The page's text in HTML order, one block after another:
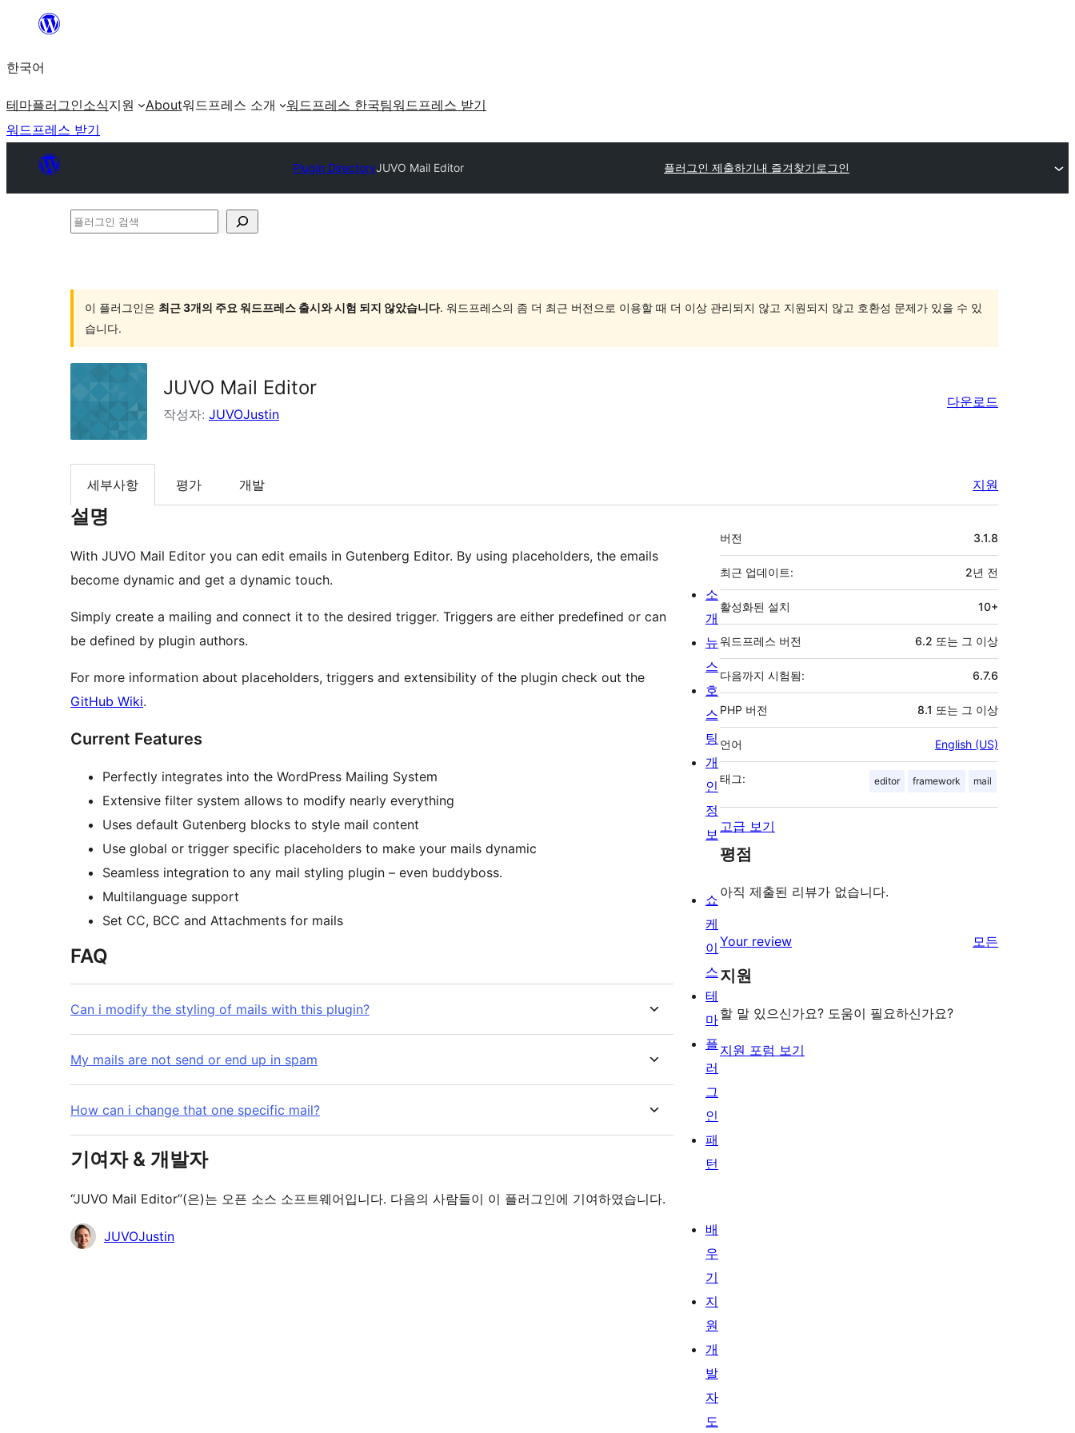
츠
로
로
기
한국어
테마플러그인소식지원 About워드프레스 소개 워드프레스 한국팀워드프레스 받기
워드프레스 받기
Plugin DirectoryJUVO Mail Editor 플러그인 제출하기내 즐겨찾기 로그인
플
인
이 플러그인은 최근 3개의 주요 워드프레스 출시와 시험 되지 않았습니다. 워드프레스의 좀 더 최근 버전으로 이용할 때 더 이상 관리되지 않고 지원되지 않고 호환성 문제가 있을 수 있
습니다.
JUVO Mail Editor
작성자: JUVOJustin
다운로드
세부사항 평가 개발 지원
설명
With JUVO Mail Editor you can edit emails in Gutenberg Editor. By using placeholders, the emails
become dynamic and get a dynamic touch.
Simply create a mailing and connect it to the desired trigger. Triggers are either predefined or can
be defined by plugin authors.
For more information about placeholders, triggers and extensibility of the plugin check out the
GitHub Wiki.
Current Features
Perfectly integrates into the WordPress Mailing System
Extensive filter system allows to modify nearly everything
Uses default Gutenberg blocks to style mail content
Use global or trigger specific placeholders to make your mails dynamic
Seamless integration to any mail styling plugin – even buddyboss.
Multilanguage support
Set CC, BCC and Attachments for mails
FAQ
Can i modify the styling of mails with this plugin?
My mails are not send or end up in spam
How can i change that one specific mail?
기여자 & 개발자
“JUVO Mail Editor”(은)는 오픈 소스 소프트웨어입니다. 다음의 사람들이 이 플러그인에 기여하였습니다.
기
JUVOJustin
기
초
버전 3.1.8
최근 업데이트: 2년 전
활성화된 설치 10+
워드프레스 버전 6.2 또는 그 이상
다음까지 시험됨: 6.7.6
PHP 버전 8.1 또는 그 이상
언어 English (US)
태그: editor framework mail
고급 보기
평점
아직 제출된 리뷰가 없습니다.
Your review 모든
지원
할 말 있으신가요? 도움이 필요하신가요?
지원 포럼 보기
소
개
뉴
스
호
스
팅
개
인
정
보
쇼
케
이
스
테
마
플
러
그
인
패
턴
배
우
기
지
원
개
발
자
도